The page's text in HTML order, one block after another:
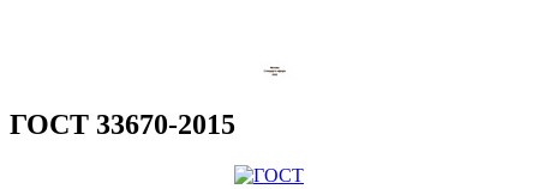
ГОСТ 33670-2015